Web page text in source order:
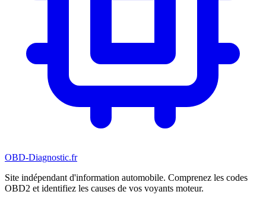
OBD-Diagnostic.fr
Site indépendant d'information automobile. Comprenez les codes
OBD2 et identifiez les causes de vos voyants moteur.